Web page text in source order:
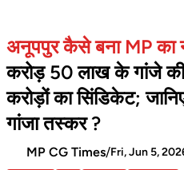
अनूपपुर कैसे बना MP का
करोड़ 50 लाख के गांजे की
करोड़ों का सिंडिकेट;
गांजा तस्कर ?
MP CG Times/Fri, Jun 5,